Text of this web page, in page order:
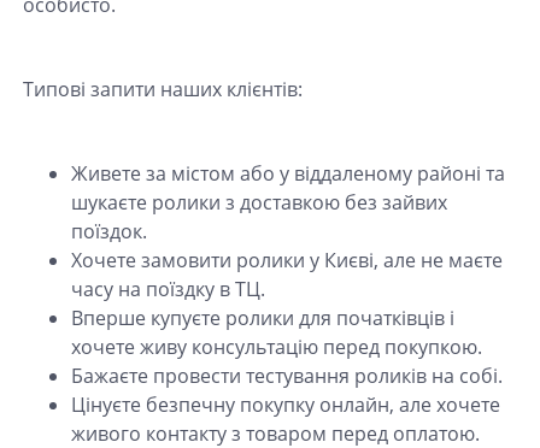
Типові запити наших клієнтів:
Живете за містом або у віддаленому районі та
шукаєте ролики з доставкою без зайвих
поїздок.
Хочете замовити ролики у Києві, але не маєте
часу на поїздку в ТЦ.
Вперше купуєте ролики для початківців і
хочете живу консультацію перед покупкою.
Бажаєте провести тестування роликів на собі.
Цінуєте безпечну покупку онлайн, але хочете
живого контакту з товаром перед оплатою.